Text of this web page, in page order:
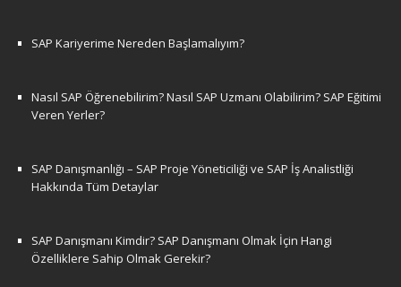
SAP Kariyerime Nereden Başlamalıyım?
Nasıl SAP Öğrenebilirim? Nasıl SAP Uzmanı Olabilirim? SAP Eğitimi
Veren Yerler?
SAP Danışmanlığı – SAP Proje Yöneticiliği ve SAP İş Analistliği
Hakkında Tüm Detaylar
SAP Danışmanı Kimdir? SAP Danışmanı Olmak İçin Hangi
Özelliklere Sahip Olmak Gerekir?